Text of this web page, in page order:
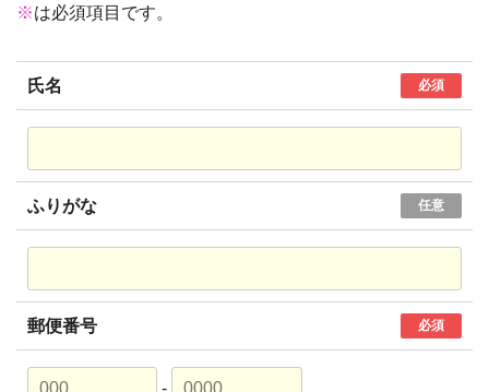
※は必須項目です。
氏名 必須
ふりがな 任意
郵便番号 必須
-